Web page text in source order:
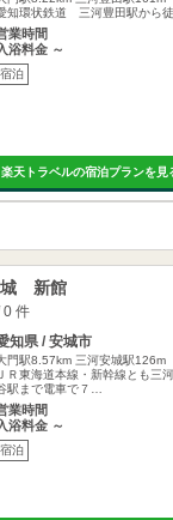
知環状鉄道 三河豊田駅から
業時間
浴料金 ～
宿泊
楽天トラベルの宿泊プランを見
城 新館
件
知県 / 安城市
門駅8.57km 三河安城駅126m
ＪＲ東海道本線・新幹線とも三
駅まで電車で７…
業時間
浴料金 ～
宿泊